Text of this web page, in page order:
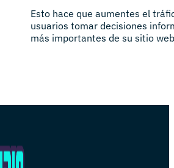
Esto hace que aumentes el
usuarios tomar decisiones
más importantes de su sitio